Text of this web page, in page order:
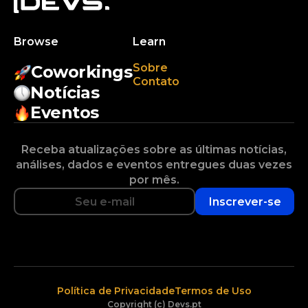
Browse
Coworkings
Notícias
Eventos
Learn
Sobre
Contato
Receba atualizações sobre as últimas notícias,
análises, dados e eventos entregues duas vezes
por mês.
Inscrever-se
Copyright (c) Devs.pt
Política de PrivacidadeTermos de Uso